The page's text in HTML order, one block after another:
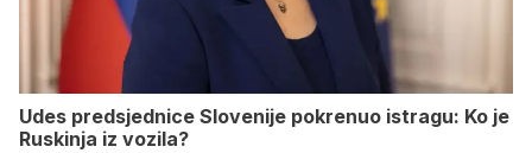
Udes predsjednice Slovenije pokrenuo istragu: Ko je
Ruskinja iz vozila?